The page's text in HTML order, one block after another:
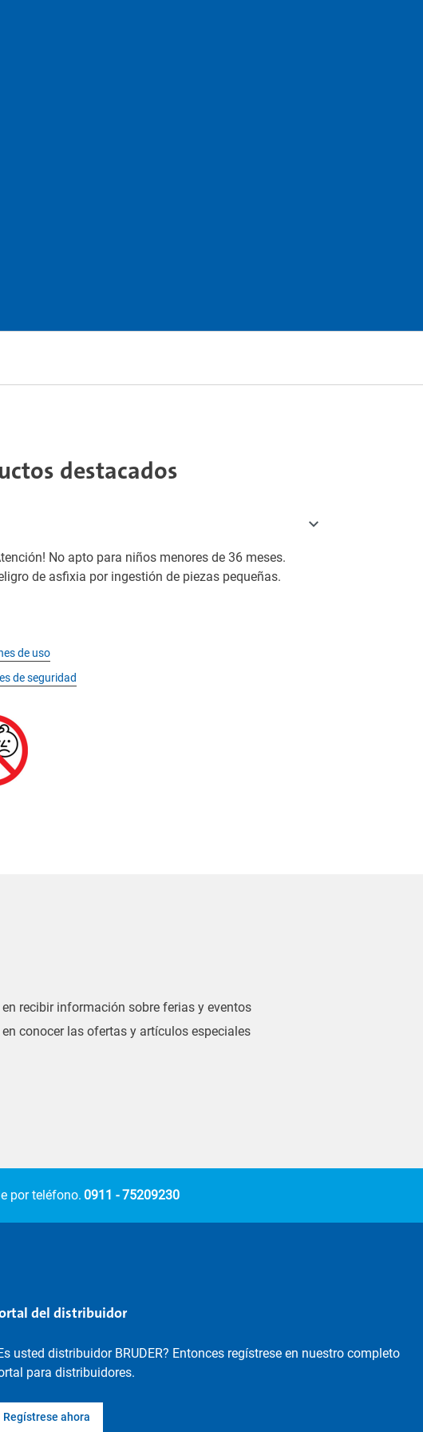
destacados
No apto para niños menores de 36 meses.
de asfixia por ingestión de piezas pequeñas.
de uso
de seguridad
recibir información sobre ferias y eventos
conocer las ofertas y artículos especiales
por teléfono. 0911 - 75209230
del distribuidor
usted distribuidor BRUDER? Entonces regístrese en nuestro completo
para distribuidores.
Regístrese ahora